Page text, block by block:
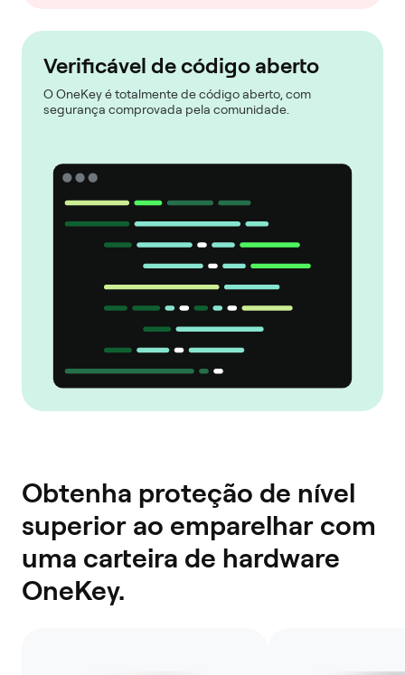
Verificável de código aberto
O OneKey é totalmente de código aberto, com
segurança comprovada pela comunidade.
Obtenha proteção de nível
superior ao emparelhar com
uma carteira de hardware
OneKey.